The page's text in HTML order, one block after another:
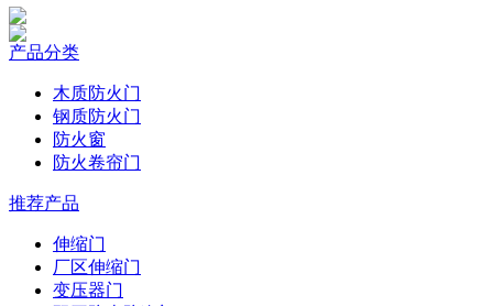
产品分类
木质防火门
钢质防火门
防火窗
防火卷帘门
推荐产品
伸缩门
厂区伸缩门
变压器门